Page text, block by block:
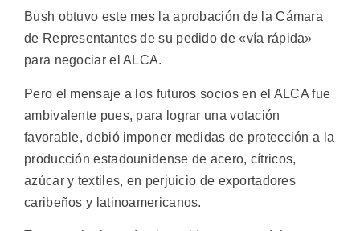
Bush obtuvo este mes la aprobación de la Cámara
de Representantes de su pedido de «vía rápida»
para negociar el ALCA.
Pero el mensaje a los futuros socios en el ALCA fue
ambivalente pues, para lograr una votación
favorable, debió imponer medidas de protección a la
producción estadounidense de acero, cítricos,
azúcar y textiles, en perjuicio de exportadores
caribeños y latinoamericanos.